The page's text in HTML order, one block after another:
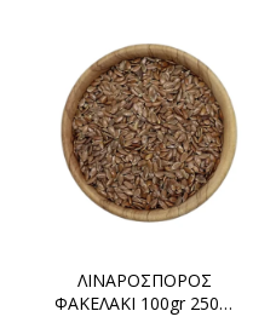
ΛΙΝΑΡΟΣΠΟΡΟΣ
ΦΑΚΕΛΑΚΙ 100gr 250gr